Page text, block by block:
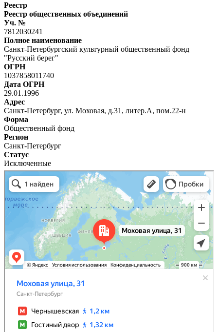
Реестр
Реестр общественных объединений
Уч. №
7812030241
Полное наименование
Санкт-Петербургский культурный общественный фонд
"Русский берег"
ОГРН
1037858011740
Дата ОГРН
29.01.1996
Адрес
Санкт-Петербург, ул. Моховая, д.31, литер.А, пом.22-н
Форма
Общественный фонд
Регион
Санкт-Петербург
Статус
Исключенные